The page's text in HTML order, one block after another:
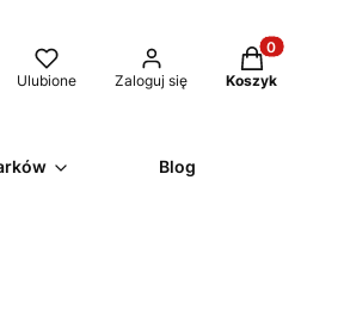
Ulubione Zaloguj się
Produkty w
Koszyk
Blog